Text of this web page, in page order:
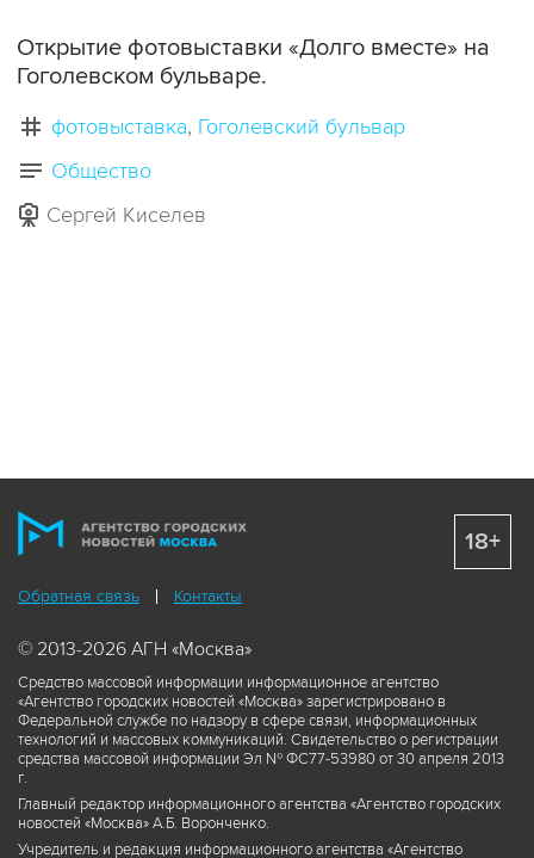
Открытие фотовыставки «Долго вместе» на
Гоголевском бульваре.
фотовыставка Гоголевский бульвар
Общество
Сергей Киселев
Обратная связь Контакты
© 2013-2026 АГН «Москва»
Средство массовой информации информационное агентство
«Агентство городских новостей «Москва» зарегистрировано в
Федеральной службе по надзору в сфере связи, информационных
технологий и массовых коммуникаций. Свидетельство о регистрации
средства массовой информации Эл № ФС77-53980 от 30 апреля 2013
г.
Главный редактор информационного агентства «Агентство городских
новостей «Москва» А.Б. Воронченко.
Учредитель и редакция информационного агентства «Агентство
18+